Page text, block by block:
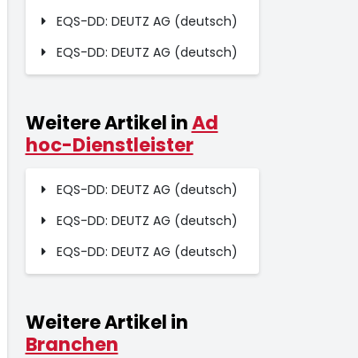
EQS-DD: DEUTZ AG (deutsch)
EQS-DD: DEUTZ AG (deutsch)
Weitere Artikel inAd
hoc-Dienstleister
EQS-DD: DEUTZ AG (deutsch)
EQS-DD: DEUTZ AG (deutsch)
EQS-DD: DEUTZ AG (deutsch)
Weitere Artikel in
Branchen